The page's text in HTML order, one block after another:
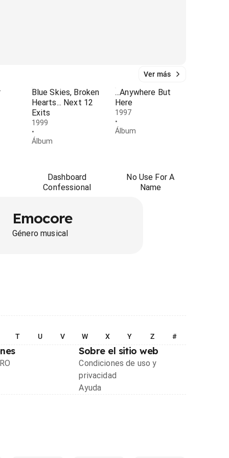
Ver más
Blue Skies, Broken
Hearts... Next 12
Exits
1999
•
Álbum
...Anywhere But
Here
1997
•
Álbum
Dashboard
Confessional
No Use For A
Name
Emocore
Género musical
T U V W X Y Z #
Sobre el sitio web
Condiciones de uso y
privacidad
Ayuda